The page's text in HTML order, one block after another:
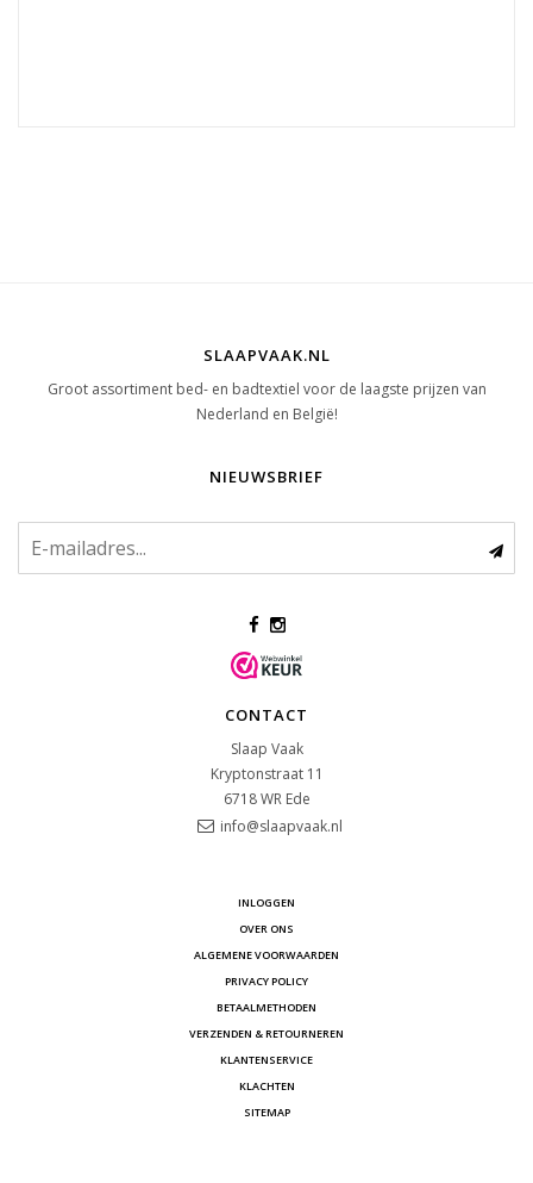
SLAAPVAAK.NL
Groot assortiment bed- en badtextiel voor de laagste prijzen van
Nederland en België!
NIEUWSBRIEF
CONTACT
Slaap Vaak
Kryptonstraat 11
6718 WR Ede
info@slaapvaak.nl
INLOGGEN
OVER ONS
ALGEMENE VOORWAARDEN
PRIVACY POLICY
BETAALMETHODEN
VERZENDEN & RETOURNEREN
KLANTENSERVICE
KLACHTEN
SITEMAP